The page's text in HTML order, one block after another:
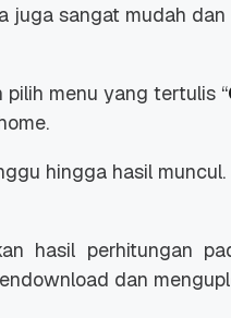
juga sangat mudah
pilih menu yang tertulis “
hingga hasil
hasil perhitungan
dan